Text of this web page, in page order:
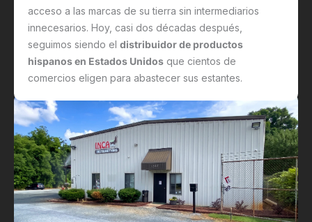
acceso a las marcas de su tierra sin intermediarios
innecesarios. Hoy, casi dos décadas después,
seguimos siendo el distribuidor de productos
hispanos en Estados Unidos que cientos de
comercios eligen para abastecer sus estantes.